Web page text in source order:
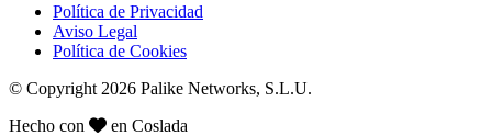
Política de Privacidad
Aviso Legal
Política de Cookies
© Copyright 2026 Palike Networks, S.L.U.
Hecho con
en Coslada